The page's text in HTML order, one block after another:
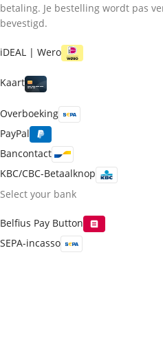
betaling. Je bestelling wordt pas
bevestigd.
iDEAL | Wero
Kaart
Overboeking
PayPal
Bancontact
KBC/CBC-Betaalknop
Select your bank
Belfius Pay Button
SEPA-incasso